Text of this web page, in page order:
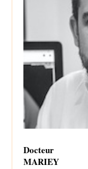
Docteur
MARIEY